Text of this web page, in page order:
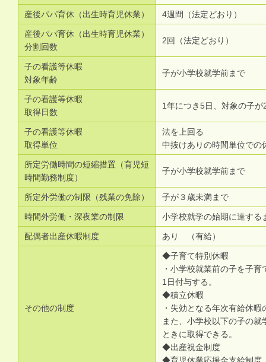
産後パパ育休（出生時育児休業） 4週間（法定どおり）
産後パパ育休（出生時育児休業）
分割回数
2回（法定どおり）
子の看護等休暇
対象年齢
子が小学校就学前まで
子の看護等休暇
取得日数
1年につき5日、対象の子
子の看護等休暇
取得単位
法を上回る
中抜けありの時間単位での
所定労働時間の短縮措置（育児短
時間勤務制度）
子が小学校就学前まで
所定外労働の制限（残業の免除） 子が３歳未満まで
時間外労働・深夜業の制限 小学校就学の始期に達する
配偶者出産休暇制度 あり （有給）
その他の制度
◆子育て特別休暇
・小学校就業前の子を子
1日付与する。
◆積立休暇
・失効となる年次有給休
また、小学校以下の子の
ときに取得できる。
◆出産祝金制度